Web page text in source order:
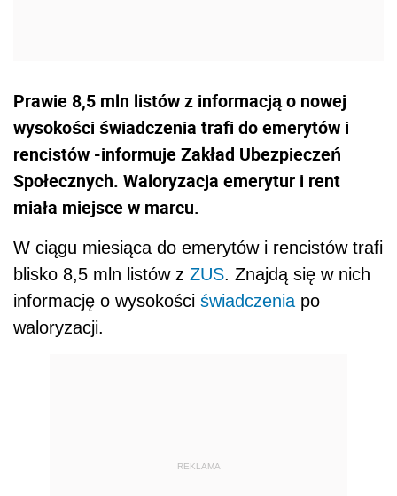
Prawie 8,5 mln listów z informacją o nowej
wysokości świadczenia trafi do emerytów i
rencistów -informuje Zakład Ubezpieczeń
Społecznych. Waloryzacja emerytur i rent
miała miejsce w marcu.
W ciągu miesiąca do emerytów i rencistów trafi
blisko 8,5 mln listów z ZUS. Znajdą się w nich
informację o wysokości świadczenia po
waloryzacji.
REKLAMA